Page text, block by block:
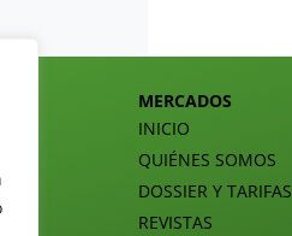
MERCADOS
INICIO
QUIÉNES SOMOS
DOSSIER Y TARIFAS
REVISTAS